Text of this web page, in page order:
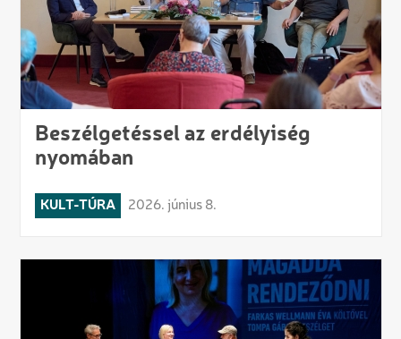
Beszélgetéssel az erdélyiség
nyomában
KULT-TÚRA 2026. június 8.